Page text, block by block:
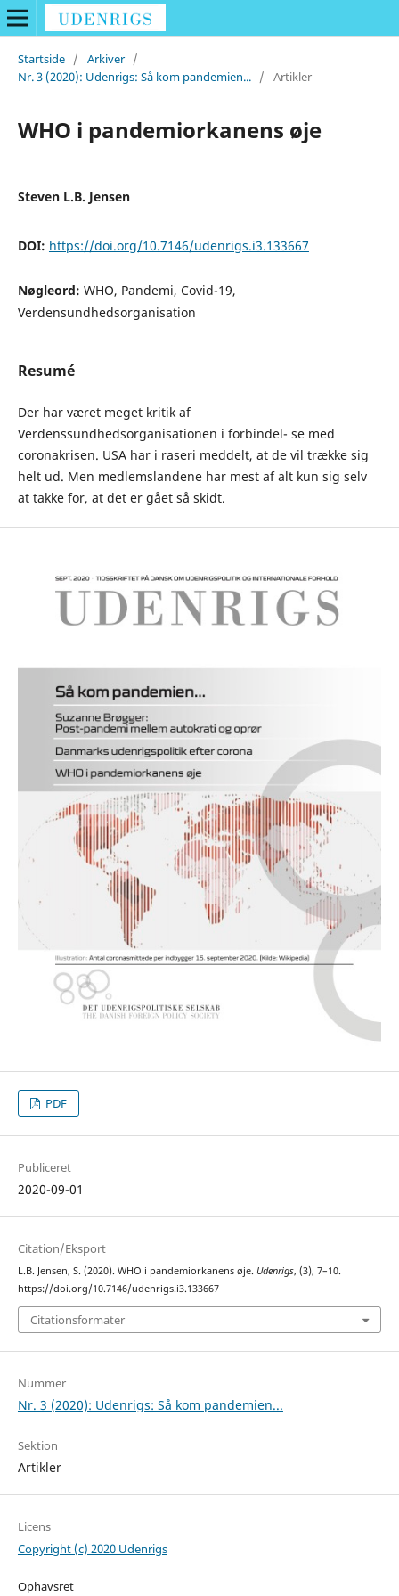
Startside / Arkiver /
Nr. 3 (2020): Udenrigs: Så kom pandemien... / Artikler
WHO i pandemiorkanens øje
Steven L.B. Jensen
DOI: https://doi.org/10.7146/udenrigs.i3.133667
Nøgleord: WHO, Pandemi, Covid-19,
Verdensundhedsorganisation
Resumé
Der har været meget kritik af
Verdenssundhedsorganisationen i forbindel- se med
coronakrisen. USA har i raseri meddelt, at de vil trække sig
helt ud. Men medlemslandene har mest af alt kun sig selv
at takke for, at det er gået så skidt.
PDF
Publiceret
2020-09-01
Citation/Eksport
L.B. Jensen, S. (2020). WHO i pandemiorkanens øje. Udenrigs, (3), 7–10.
https://doi.org/10.7146/udenrigs.i3.133667
Citationsformater
Nummer
Nr. 3 (2020): Udenrigs: Så kom pandemien...
Sektion
Artikler
Licens
Copyright (c) 2020 Udenrigs
Ophavsret